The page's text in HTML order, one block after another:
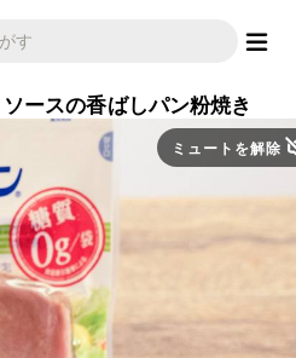
ースの香ばしパン粉焼き
ミュートを解除